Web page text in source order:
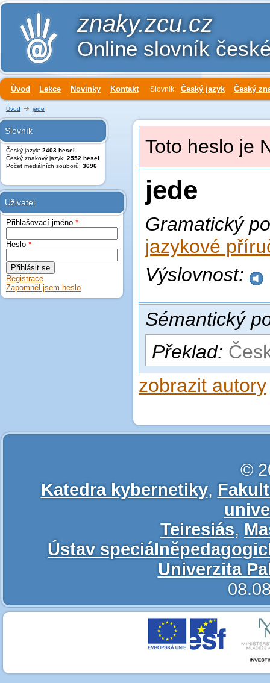
znaky.zcu.cz
Online slovník
Úvod Lekce Novinky Kontakt Slovník: Český jazyk Český
Úvod jede
Slovník
Český jazyk: 2403 hesel
Český znakový jazyk: 2552 hesel
Počet mediálních souborů: 3696
Uživatel
Přihlašovací jméno *
Heslo *
Registrace
Zapomněl jsem heslo
Toto heslo je
jede
Gramatický
jazykové
Výslovnost:
Sémantický
Překlad:
zobrazit autory
©
Katedra kybernetiky,
Teiresiás,
Ústav
Univerzita